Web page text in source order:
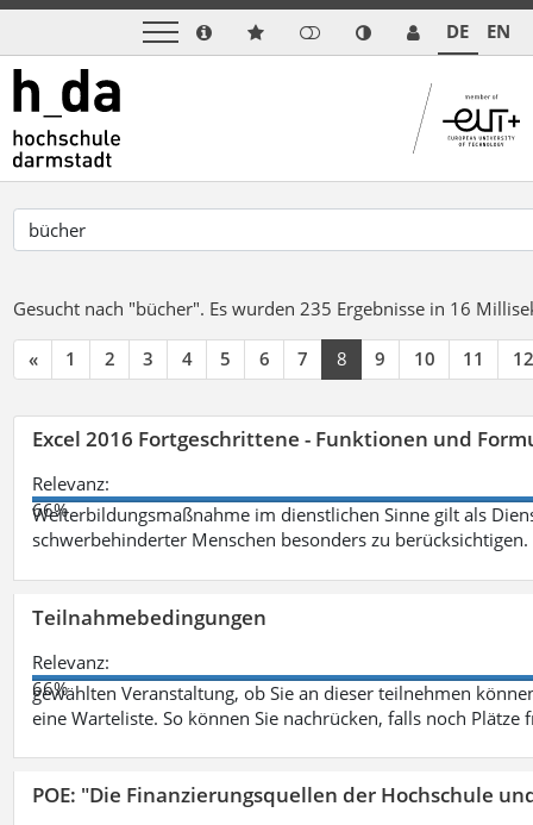
DE EN
Gesucht nach "bücher". Es wurden 235 Ergebnisse in 16
« 1 2 3 4 5 6 7 8 9 10 11 12
Excel 2016 Fortgeschrittene - Funktionen und
Relevanz:
66%
Weiterbildungsmaßnahme im dienstlichen Sinne gilt als
schwerbehinderter Menschen besonders zu berücksichtigen.
Teilnahmebedingungen
Relevanz:
66%
gewählten Veranstaltung, ob Sie an dieser teilnehmen
eine Warteliste. So können Sie nachrücken, falls noch Plätze
POE: "Die Finanzierungsquellen der Hochschule